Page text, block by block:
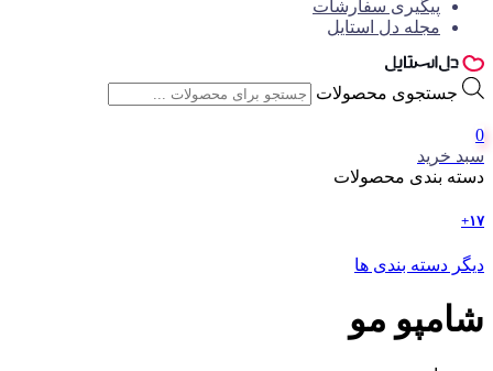
پیگیری سفارشات
مجله دل استایل
جستجوی محصولات
0
سبد خرید
دسته بندی محصولات
۱۷+
دیگر دسته بندی ها
شامپو مو